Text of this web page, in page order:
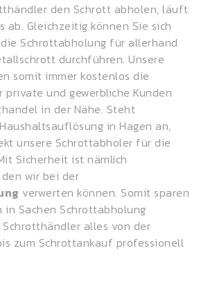
den Schrott abholen, läuft
ab. Gleichzeitig können Sie sich
Schrottabholung für allerhand
durchführen. Unsere
somit immer kostenlos die
private und gewerbliche Kunden
in der Nähe. Steht
in Hagen an,
unsere Schrottabholer für die
Sicherheit ist nämlich
wir bei der
verwerten können. Somit sparen
in Sachen Schrottabholung
alles von der
zum Schrottankauf professionell